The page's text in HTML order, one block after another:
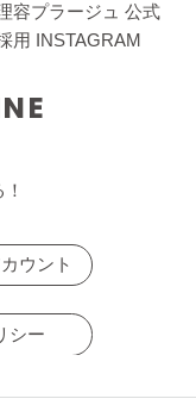
容プラージュ 公式
用 INSTAGRAM
ウント
シー